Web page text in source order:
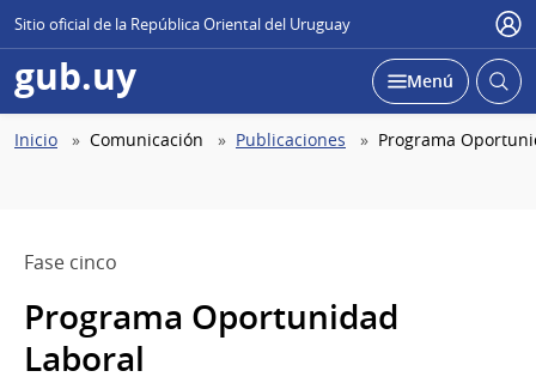
Sitio oficial de la República Oriental del Uruguay
gub.uy Abierta
Desplegar
Menú Abrir
Ruta
Inicio Comunicación Publicaciones Programa
Fase cinco
Programa Oportunidad
Laboral